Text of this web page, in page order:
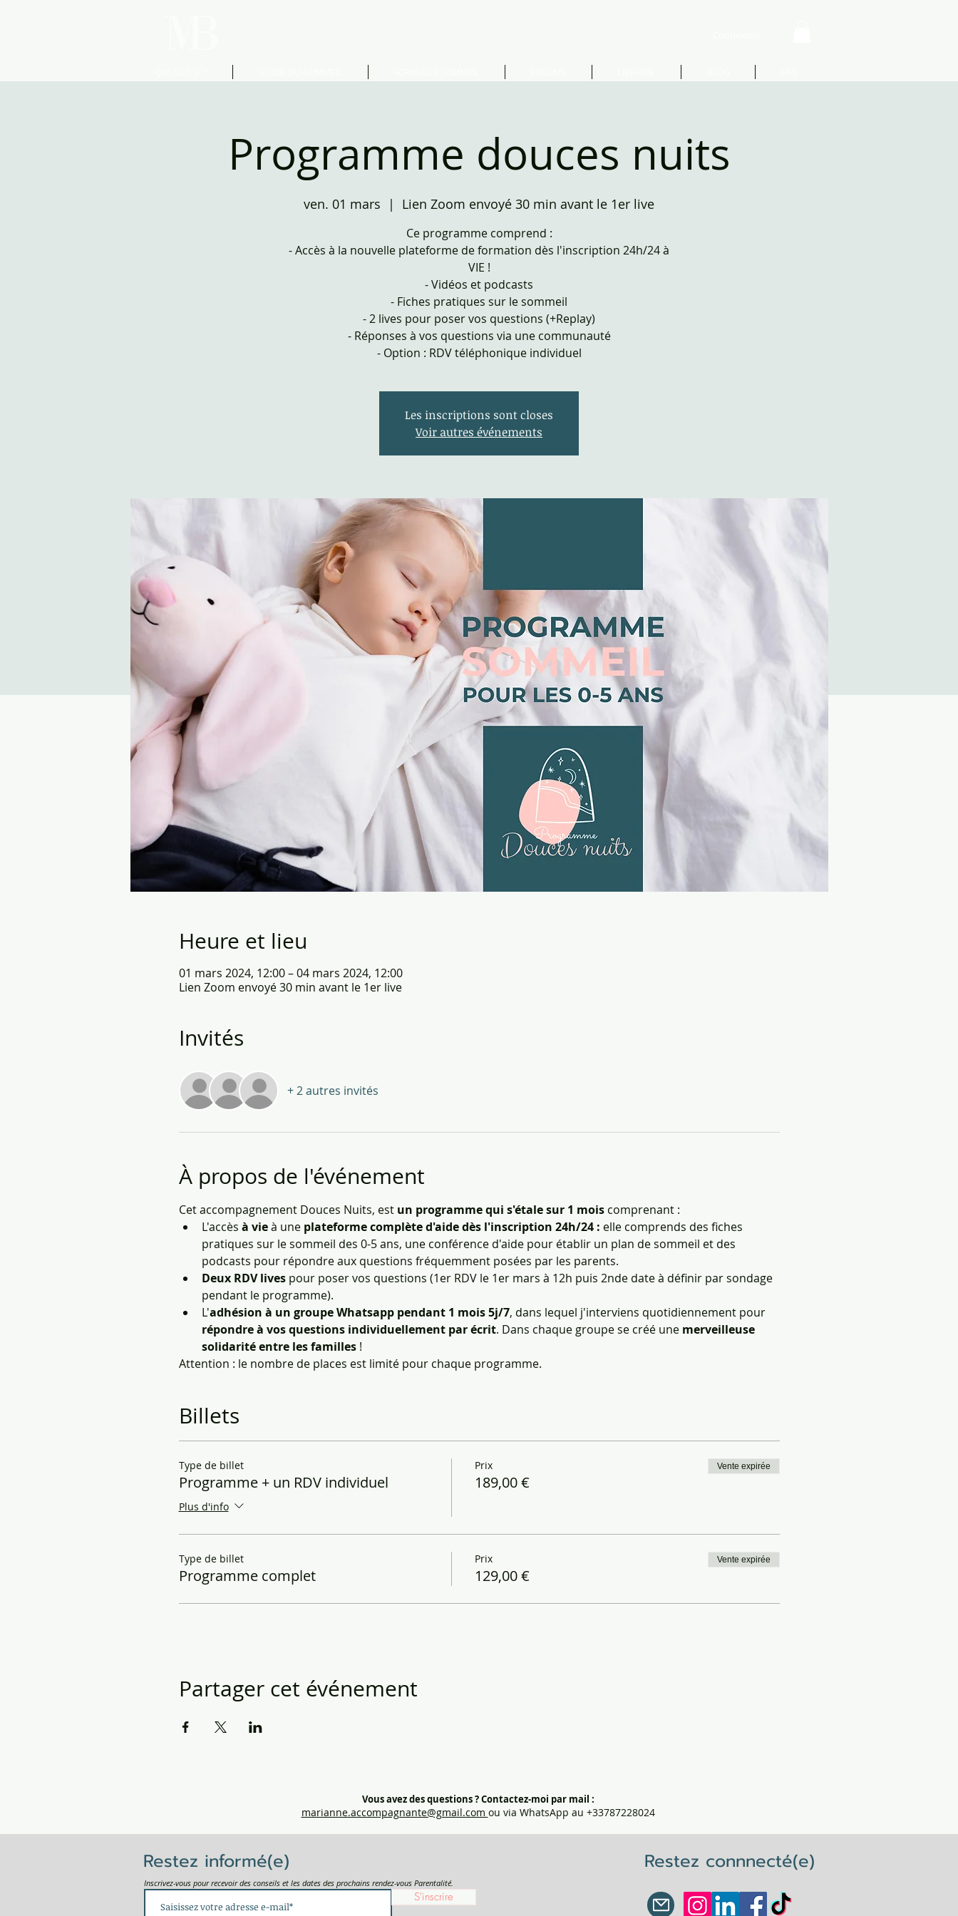
Programme douces nuits
ven. 01 mars
  |
Lien Zoom envoyé 30 min avant le 1er live
Ce programme comprend :
- Accès à la nouvelle plateforme de formation dès l'inscription 24h/24 à
VIE !
- Vidéos et podcasts
- Fiches pratiques sur le sommeil
- 2 lives pour poser vos questions (+Replay)
- Réponses à vos questions via une communauté
- Option : RDV téléphonique individuel
Les inscriptions sont closes
Voir autres événements
Heure et lieu
01 mars 2024, 12:00 – 04 mars 2024, 12:00
Lien Zoom envoyé 30 min avant le 1er live
Invités
+ 2 autres invités
À propos de l'événement
Cet accompagnement Douces Nuits, est un programme qui s'étale sur 1 mois comprenant :
L'accès à vie à une plateforme complète d'aide dès l'inscription 24h/24 : elle comprends des fiches
pratiques sur le sommeil des 0-5 ans, une conférence d'aide pour établir un plan de sommeil et des
podcasts pour répondre aux questions fréquemment posées par les parents.
Deux RDV lives pour poser vos questions (1er RDV le 1er mars à 12h puis 2nde date à définir par sondage
pendant le programme).
L'adhésion à un groupe Whatsapp pendant 1 mois 5j/7, dans lequel j'interviens quotidiennement pour
répondre à vos questions individuellement par écrit. Dans chaque groupe se créé une merveilleuse
solidarité entre les familles !
Attention : le nombre de places est limité pour chaque programme.
Billets
Type de billet
Programme + un RDV individuel
Plus d'info
Prix
189,00 €
Vente expirée
Type de billet
Programme complet
Prix
129,00 €
Vente expirée
Partager cet événement
Vous avez des questions ?Contactez-moi par mail :
marianne.accompagnante@gmail.com ou via WhatsApp au +33787228024
Restez informé(e)
Inscrivez-vous pour recevoir des conseils et les dates des prochains rendez-vous Parentalité.
S'inscrire
Restez connnecté(e)